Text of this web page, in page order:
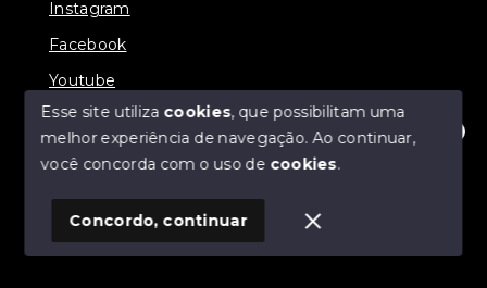
Instagram
Facebook
Youtube
© Copyright 2026 - Grundemann Imóveis - Todos os
SITE PARA IMOBILIARIA
Olá! Estamos disponíveis para te ajudar.
Esse site utiliza cookies, que possibilitam uma
melhor experiência de navegação.Ao continuar,
você concorda com o uso de cookies.
Concordo, continuar